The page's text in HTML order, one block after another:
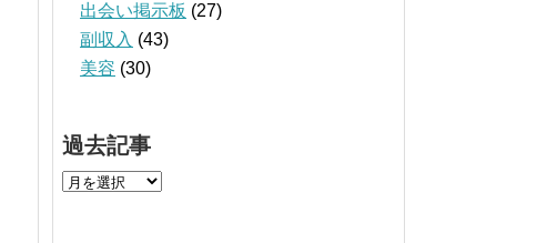
出会い掲示板 (27)
副収入 (43)
美容 (30)
過去記事